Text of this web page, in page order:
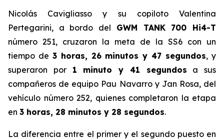
Nicolás Cavigliasso y su copiloto Valentina
Pertegarini, a bordo del GWM TANK 700 Hi4-T
número 251, cruzaron la meta de la SS6 con un
tiempo de 3 horas, 26 minutos y 47 segundos, y
superaron por 1 minuto y 41 segundos a sus
compañeros de equipo Pau Navarro y Jan Rosa, del
vehículo número 252, quienes completaron la etapa
en 3 horas, 28 minutos y 28 segundos.
La diferencia entre el primer y el segundo puesto en